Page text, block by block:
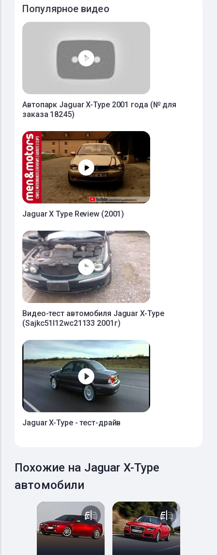
Популярное видео
Автопарк Jaguar X-Type 2001 года (№ для
заказа 18245)
Jaguar X Type Review (2001)
Видео-тест автомобиля Jaguar X-Type
(Sajkc51l12wc21133 2001г)
Jaguar X-Type - тест-драйв
Похожие на Jaguar X-Type
автомобили